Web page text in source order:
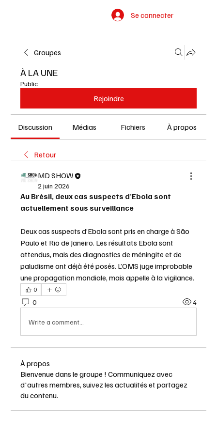
Se connecter
Groupes
À LA UNE
Public
Rejoindre
Discussion Médias Fichiers À propos
Retour
MD SHOW
2 juin 2026
Au Brésil, deux cas suspects d’Ebola sont
actuellement sous surveillance
Deux cas suspects d’Ebola sont pris en charge à São
Paulo et Rio de Janeiro. Les résultats Ebola sont
attendus, mais des diagnostics de méningite et de
paludisme ont déjà été posés. L’OMS juge improbable
une propagation mondiale, mais appelle à la vigilance.
0
0 4
Write a comment...
À propos
Bienvenue dans le groupe ! Communiquez avec
d'autres membres, suivez les actualités et partagez
du contenu.